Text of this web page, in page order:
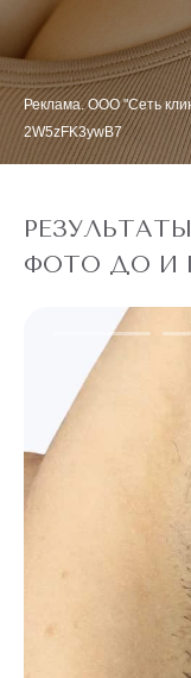
Реклама. ООО "Сеть
2W5zFK3ywB7
ФОТО ДО И